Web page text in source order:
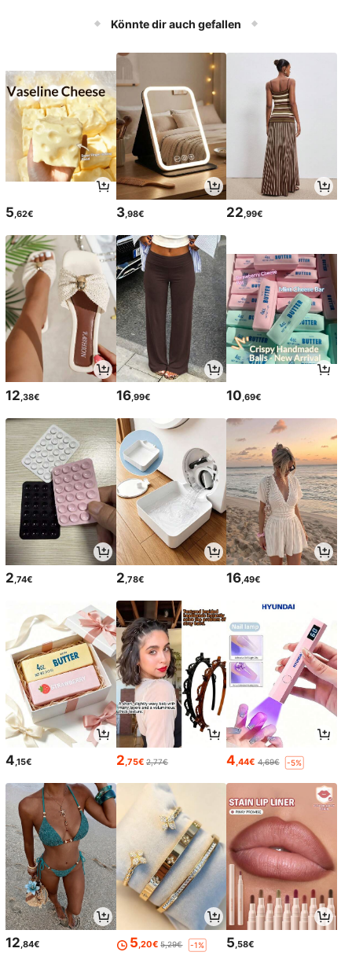
hnelle Aufblasung, zeitsparend und
chnelle Aufblähung, multifunktional
es Design, vielseitige Verwendung
Könnte dir auch gefallen
5,62€ 3,98€ 22,99€
12 ,38€ 16,99€ 10 ,69€
2 ,74€ 2 ,78€ 16 ,49€
4,15€ 2,75€ 2,77€ 4,44€ 4,69€ -5%
12,84€ 5,20€ 5,29€ -1% 5,58€